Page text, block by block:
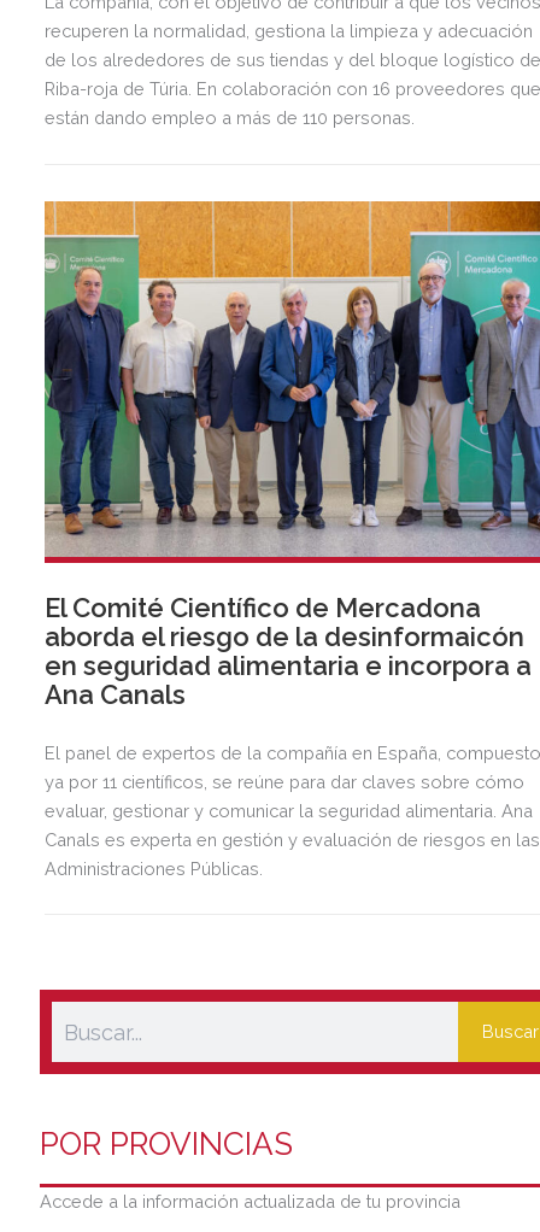
recuperen la normalidad, gestiona la limpieza y adecuación
de los alrededores de sus tiendas y del bloque logístico
Riba-roja de Túria. En colaboración con 16 proveedores
están dando empleo a más de 110 personas.
El Comité Científico de Mercadona
aborda el riesgo de la desinformaicón
en seguridad alimentaria e incorpora a
Ana Canals
El panel de expertos de la compañía en España,
ya por 11 científicos, se reúne para dar claves sobre cómo
evaluar, gestionar y comunicar la seguridad alimentaria. Ana
Canals es experta en gestión y evaluación de riesgos en las
Administraciones Públicas.
Buscar
POR PROVINCIAS
Accede a la información actualizada de tu provincia